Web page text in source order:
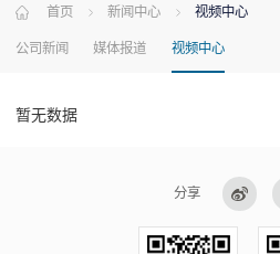
首页 新闻中心 视频中心
公司新闻 媒体报道 视频中心
暂无数据
分享